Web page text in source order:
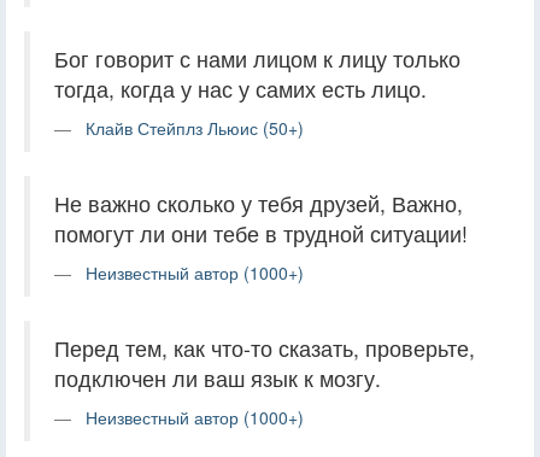
Бог говорит с нами лицом к лицу только
тогда, когда у нас у самих есть лицо.
Клайв Стейплз Льюис (50+)
Не важно сколько у тебя друзей, Важно,
помогут ли они тебе в трудной ситуации!
Неизвестный автор (1000+)
Перед тем, как что-то сказать, проверьте,
подключен ли ваш язык к мозгу.
Неизвестный автор (1000+)